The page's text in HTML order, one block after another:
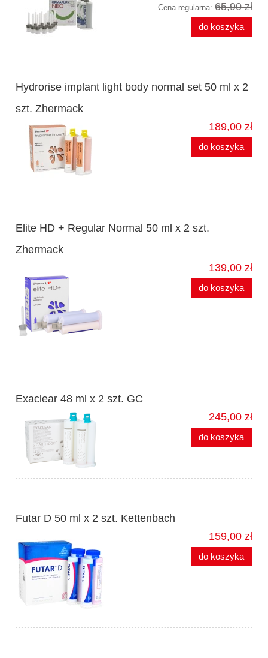
Cena regularna: 65,90 zł
do koszyka
Hydrorise implant light body normal set 50 ml x 2
szt. Zhermack
189,00 zł
do koszyka
Elite HD + Regular Normal 50 ml x 2 szt.
Zhermack
139,00 zł
do koszyka
Exaclear 48 ml x 2 szt. GC
245,00 zł
do koszyka
Futar D 50 ml x 2 szt. Kettenbach
159,00 zł
do koszyka